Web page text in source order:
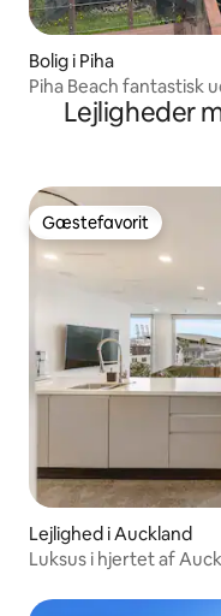
Bolig i Piha
Piha Beach fantastisk
Lejligheder
Gæstefavorit
Gæstefavorit
Lejlighed i Auckland
Luksus i hjertet af